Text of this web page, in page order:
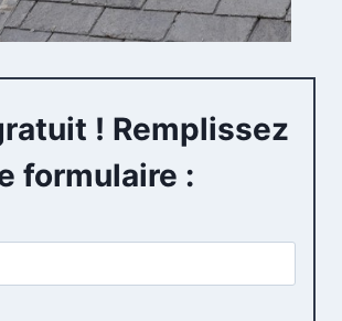
! Remplissez
formulaire :